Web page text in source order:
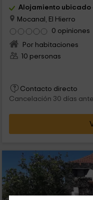
Alojamiento ubicado
Mocanal, El Hierro
0 opiniones
Por habitaciones
10 personas
Contacto directo
Cancelación 30 días